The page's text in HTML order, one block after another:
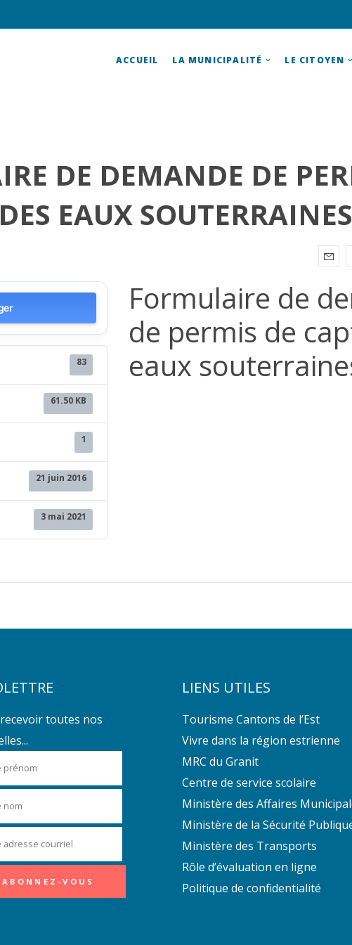
ACCUEIL LA MUNICIPALITÉ LE CITOYEN
DE DEMANDE DE
EAUX SOUTERRAINES
83
61.50 KB
1
21 juin 2016
3 mai 2021
Formulaire de
de permis de
eaux
toutes nos
LIENS UTILES
Tourisme Cantons de l’Est
Vivre dans la région estrienne
MRC du Granit
Centre de service scolaire
Ministère des Affaires
Ministère de la Sécurité
Ministère des Transports
Rôle d’évaluation en ligne
Politique de confidentialité